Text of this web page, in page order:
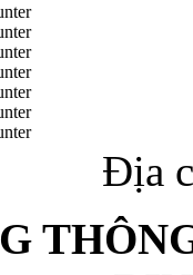
Địa